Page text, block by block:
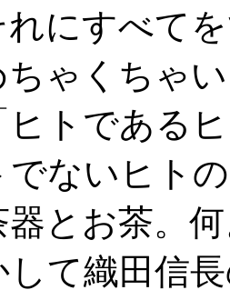
れにすべて
ゃくちゃ
トである
でないヒト
とお茶。
して織田信